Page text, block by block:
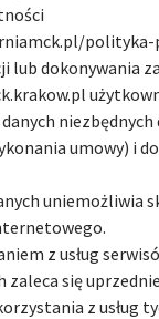
polityka-
lub dokonywania
umowy) i
uniemożliwia
z usług
się
z usług